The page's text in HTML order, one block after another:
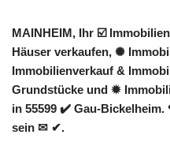
MAINHEIM, Ihr ☑️
Häuser verkaufen, ✺
Immobilienverkauf &
Grundstücke und ✹
in 55599 ✔️ Gau-
sein ✉ ✔.